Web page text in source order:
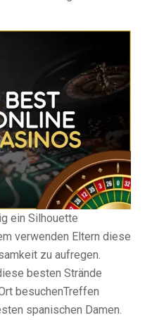
ein Silhouette
verwenden Eltern diese
zu aufregen.
besten Strände
besuchenTreffen
spanischen Damen.